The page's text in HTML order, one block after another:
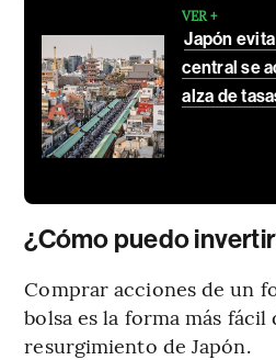
VER +
Japón
central se
alza de
¿Cómo puedo
Comprar acciones de un
bolsa es la forma más
resurgimiento de Japón.